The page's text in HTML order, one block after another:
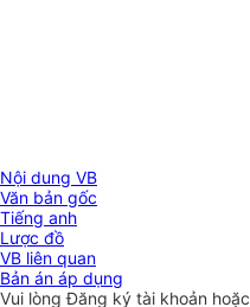
Nội dung VB
Văn bản gốc
Tiếng anh
Lược đồ
VB liên quan
Bản án áp dụng
Vui lòngĐăng ký tài khoản hoặc